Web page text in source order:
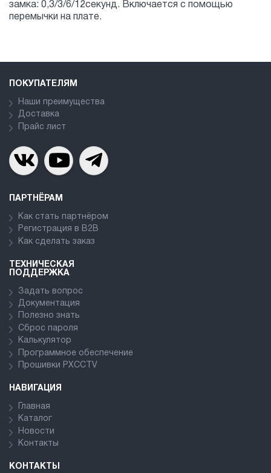
замка: 0,3/3/6/12секунд. Включается с помощью
перемычки на плате.
ПОКУПАТЕЛЯМ
Наши преимущества
Доставка
Прайс лист
ПАРТНЁРАМ
Как стать партнёром
Регистрация в В2В
Как сделать заказ
ТЕХНИЧЕСКАЯ
ПОДДЕРЖКА
Задать вопрос
Документация
Полезно знать
Сброс пароля
Калькулятор
Программное обеспечение
Прошивки PXCCTV
НАВИГАЦИЯ
Главная
Каталог
Новости
Контакты
КОНТАКТЫ